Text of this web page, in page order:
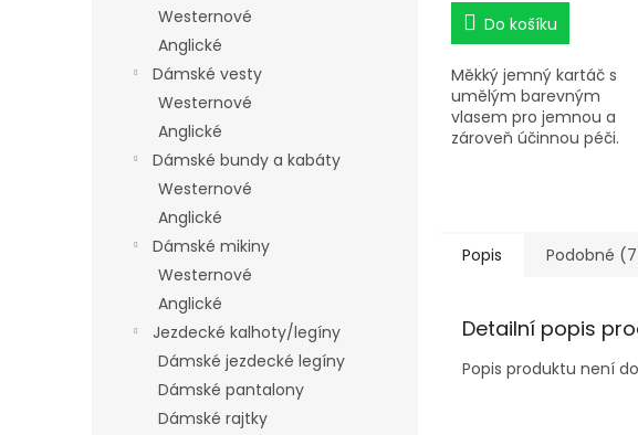
Westernové
Anglické
Dámské vesty
Westernové
Anglické
Dámské bundy a kabáty
Westernové
Anglické
Dámské mikiny
Westernové
Anglické
Jezdecké kalhoty/legíny
Dámské jezdecké legíny
Dámské pantalony
Dámské rajtky
Do košíku
Měkký jemný kartáč s
umělým barevným
vlasem pro jemnou a
zároveň účinnou péči.
Popis Podobné
Detailní popis
Popis produktu není